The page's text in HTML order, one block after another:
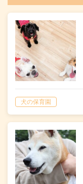
犬の保育園